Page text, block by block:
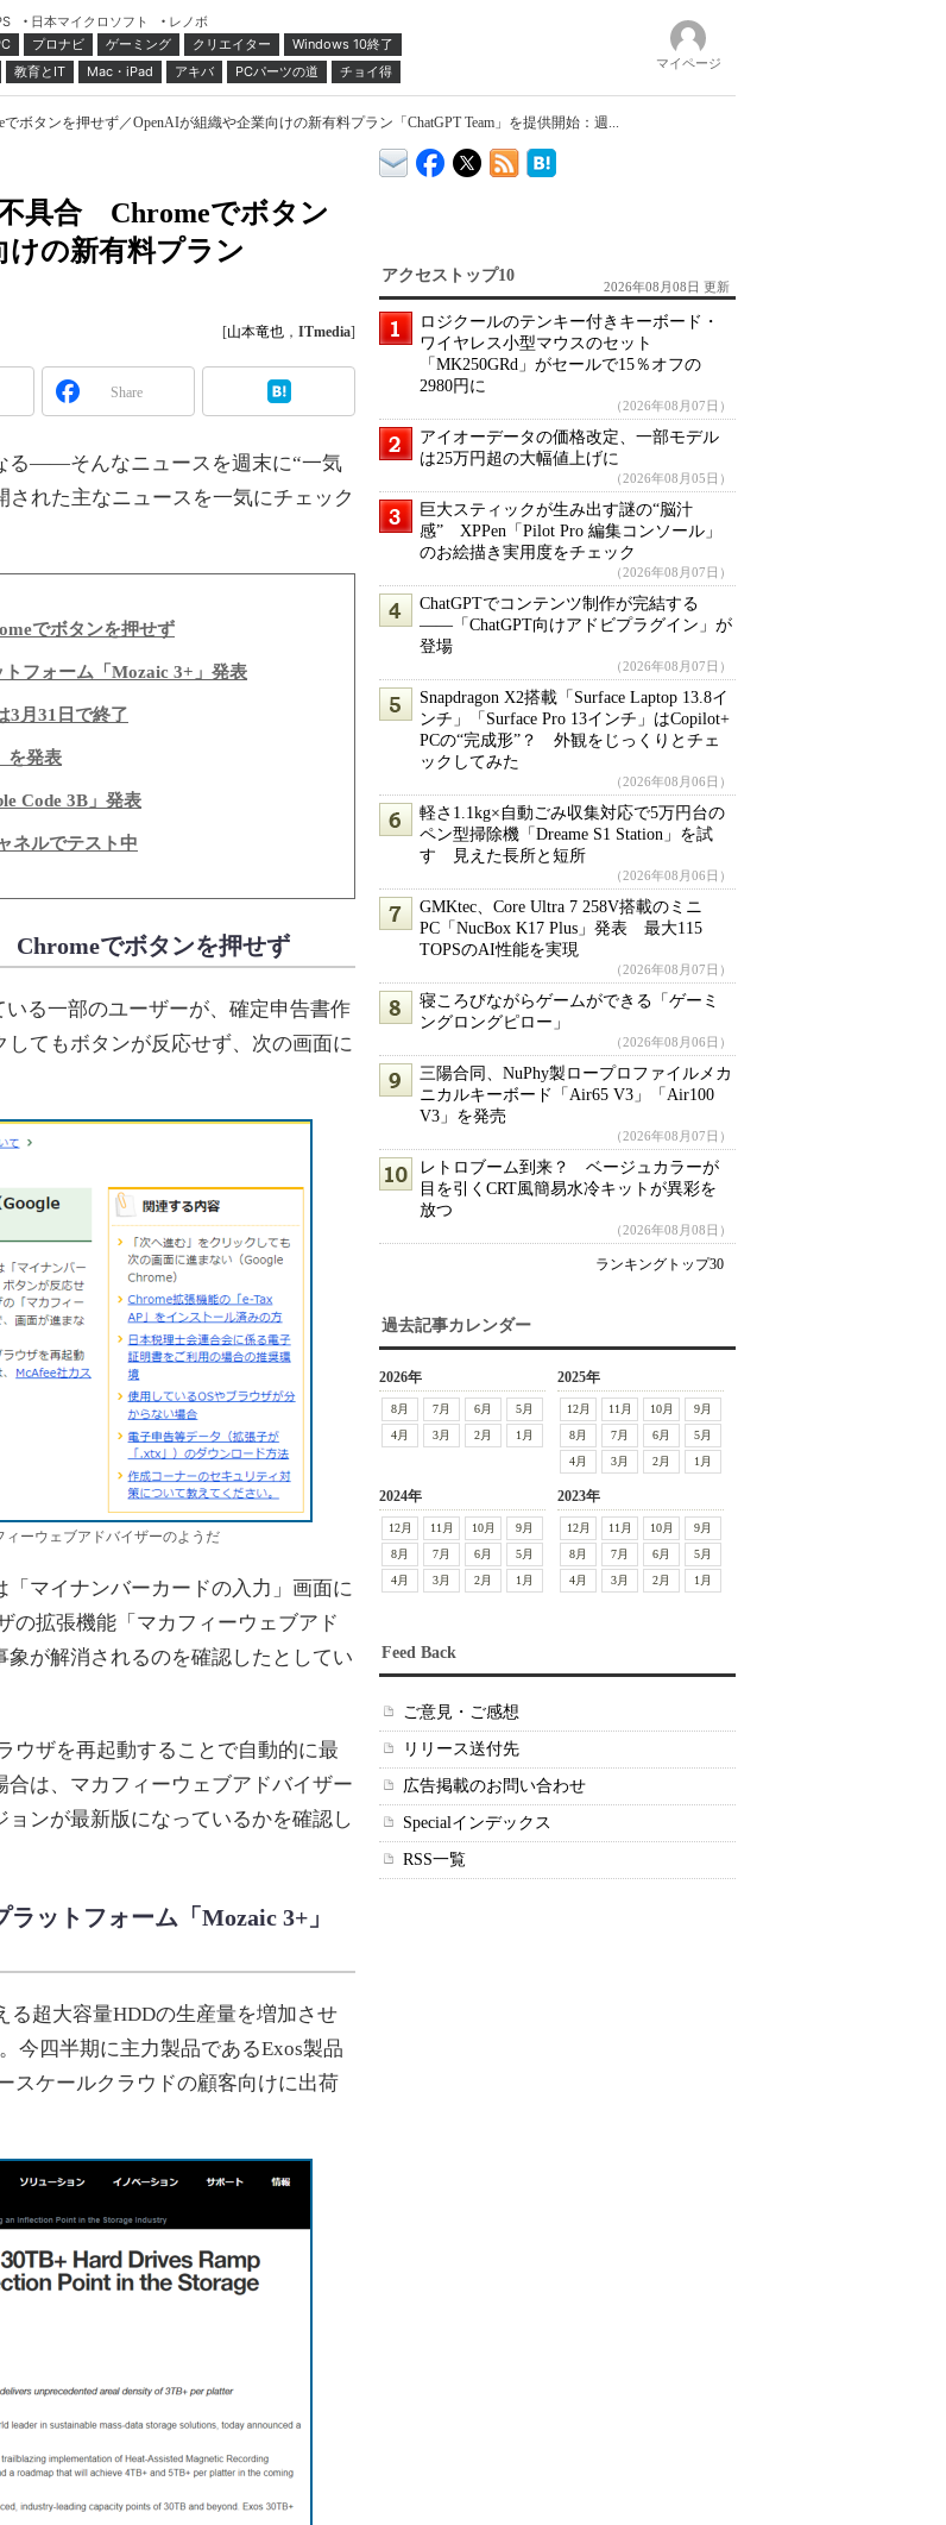
日本マイクロソフト
レノボ
プロナビ ゲーミング クリエイター
Windows 10終了
教育とIT Mac・iPad アキバ PCパーツの道 チョイ得 マイページ
ボタンを押せず／OpenAIが組織や企業向けの新有料プラン「ChatGPT Team」を提供開始：週...
不具合 Chromeでボタン
けの新有料プラン
[山本竜也 ， ITmedia]
Share
る――そんなニュースを週末に“一気
れた主なニュースを一気にチェック
でボタンを押せず
フォーム「Mozaic 3+」発表
3月31日で終了
を発表
Code 3B」発表
ネルでテスト中
Chromeでボタンを押せず
る一部のユーザーが、確定申告書作
てもボタンが反応せず、次の画面に
ーウェブアドバイザーのようだ
マイナンバーカードの入力」画面に
の拡張機能「マカフィーウェブアド
が解消されるのを確認したとしてい
ウザを再起動することで自動的に最
は、マカフィーウェブアドバイザー
ンが最新版になっているかを確認し
ットフォーム「Mozaic 3+」
る超大容量HDDの生産量を増加させ
今四半期に主力製品であるExos製品
スケールクラウドの顧客向けに出荷
アクセストップ10
2026年08月08日 更新
ロジクールのテンキー付きキーボード・
ワイヤレス小型マウスのセット
「MK250GRd」がセールで15％オフの
2980円に
（2026年08月07日）
アイオーデータの価格改定、一部モデル
は25万円超の大幅値上げに
（2026年08月05日）
巨大スティックが生み出す謎の“脳汁
感” XPPen「Pilot Pro 編集コンソール」
のお絵描き実用度をチェック
（2026年08月07日）
ChatGPTでコンテンツ制作が完結する
――「ChatGPT向けアドビプラグイン」が
登場
（2026年08月07日）
Snapdragon X2搭載「Surface Laptop 13.8イ
ンチ」「Surface Pro 13インチ」はCopilot+
PCの“完成形”？ 外観をじっくりとチェ
ックしてみた
（2026年08月06日）
軽さ1.1kg×自動ごみ収集対応で5万円台の
ペン型掃除機「Dreame S1 Station」を試
す 見えた長所と短所
（2026年08月06日）
GMKtec、Core Ultra 7 258V搭載のミニ
PC「NucBox K17 Plus」発表 最大115
TOPSのAI性能を実現
（2026年08月07日）
寝ころびながらゲームができる「ゲーミ
ングロングピロー」
（2026年08月06日）
三陽合同、NuPhy製ロープロファイルメカ
ニカルキーボード「Air65 V3」「Air100
V3」を発売
（2026年08月07日）
レトロブーム到来？ ベージュカラーが
目を引くCRT風簡易水冷キットが異彩を
放つ
（2026年08月08日）
ランキングトップ30
過去記事カレンダー
2026年
8月 7月 6月
5月
4月
3月 2月 1月
2025年
12月 11月 10月
9月
8月
7月 6月
5月
4月
3月 2月 1月
2024年
12月 11月 10月
9月
8月
7月 6月
5月
4月
3月 2月 1月
2023年
12月 11月 10月
9月
8月
7月 6月
5月
4月
3月 2月 1月
Feed Back
ご意見・ご感想
リリース送付先
広告掲載のお問い合わせ
Specialインデックス
RSS一覧